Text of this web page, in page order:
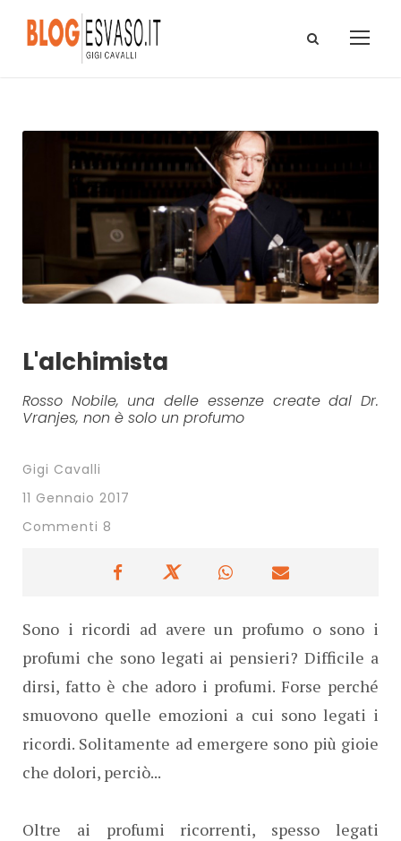
L'alchimista
Rosso Nobile, una delle essenze create dal Dr.
Vranjes, non è solo un profumo
Gigi Cavalli
11 Gennaio 2017
Commenti 8
Sono i ricordi ad avere un profumo o sono i
profumi che sono legati ai pensieri? Difficile a
dirsi, fatto è che adoro i profumi. Forse perché
smuovono quelle emozioni a cui sono legati i
ricordi. Solitamente ad emergere sono più gioie
che dolori, perciò...
Oltre ai profumi ricorrenti, spesso legati